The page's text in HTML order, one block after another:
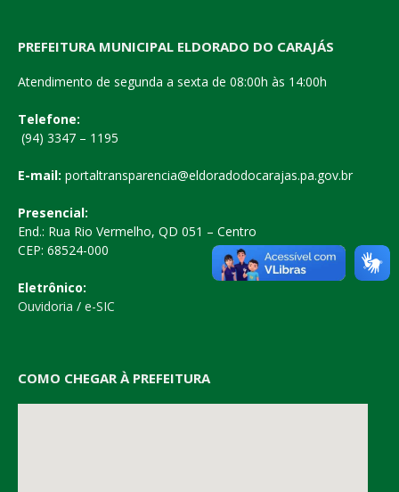
PREFEITURA MUNICIPAL ELDORADO DO CARAJÁS
Atendimento de segunda a sexta de 08:00h às 14:00h
Telefone:
(94) 3347 – 1195
E-mail: portaltransparencia@eldoradodocarajas.pa.gov.br
Presencial:
End.: Rua Rio Vermelho, QD 051 – Centro
CEP: 68524-000
Eletrônico:
Ouvidoria / e-SIC
COMO CHEGAR À PREFEITURA